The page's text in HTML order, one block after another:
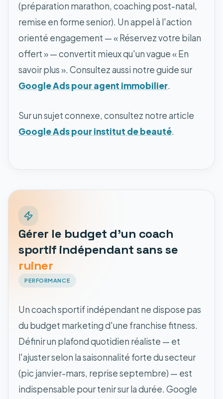
(préparation marathon, coaching post-natal,
remise en forme senior). Un appel à l'action
orienté engagement — « Réservez votre bilan
offert » — convertit mieux qu'un vague « En
savoir plus ». Consultez aussi notre guide sur
Google Ads pour agent immobilier.
Sur un sujet connexe, consultez notre article
Google Ads pour institut de beauté.
Gérer le budget d'un coach
sportif indépendant sans se
ruiner
PERFORMANCE
Un coach sportif indépendant ne dispose pas
du budget marketing d'une franchise fitness.
Définir un plafond quotidien réaliste — et
l'ajuster selon la saisonnalité forte du secteur
(pic janvier-mars, reprise septembre) — est
indispensable pour tenir sur la durée. Google